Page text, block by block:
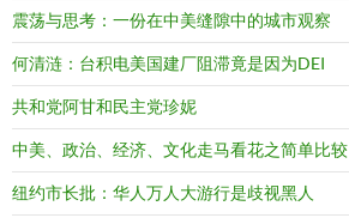
震荡与思考：一份在中美缝隙中的城市观察
何清涟：台积电美国建厂阻滞竟是因为DEI
共和党阿甘和民主党珍妮
中美、政治、经济、文化走马看花之简单比较
纽约市长批：华人万人大游行是歧视黑人